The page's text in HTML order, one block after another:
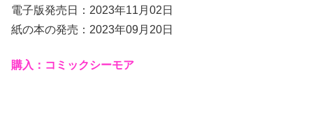
電子版発売日：2023年11月02日
紙の本の発売：2023年09月20日
購入：コミックシーモア